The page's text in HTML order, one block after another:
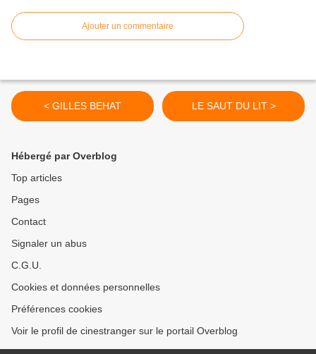
Ajouter un commentaire
< GILLES BEHAT LE SAUT DU LIT >
Hébergé par Overblog
Top articles
Pages
Contact
Signaler un abus
C.G.U.
Cookies et données personnelles
Préférences cookies
Voir le profil de cinestranger sur le portail Overblog